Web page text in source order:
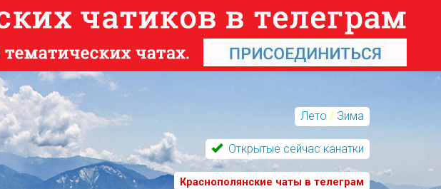
Лето / Зима
Открытые сейчас канатки
Краснополянские чаты в телеграм